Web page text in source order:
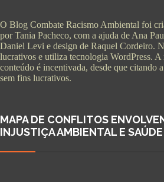
O Blog Combate Racismo Ambiental foi
por Tania Pacheco, com a ajuda de Ana
Daniel Levi e design de Raquel Cordeiro.
lucrativos e utiliza tecnologia WordPress. A
conteúdo é incentivada, desde que citando
sem fins lucrativos.
MAPA DE CONFLITOS
INJUSTIÇA AMBIENTAL E SAÚDE